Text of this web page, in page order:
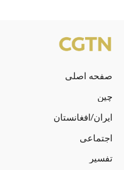
صفحه اصلی
چین
ایران/افغانستان
اجتماعی
تفسیر